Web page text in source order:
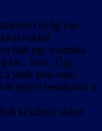
nyűg van
sokkal
fájlt egy csomiba
ide.. kész. Úgy
a játék sem való,
helyre bemásolni x
.
készíteni akkor